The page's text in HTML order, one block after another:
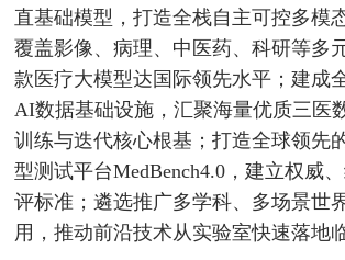
直基础模型，打造全栈自主可控多模
覆盖影像、病理、中医药、科研等多
款医疗大模型达国际领先水平；建成
AI数据基础设施，汇聚海量优质三医
训练与迭代核心根基；打造全球领先
型测试平台MedBench4.0，建立权威
评标准；遴选推广多学科、多场景世
用，推动前沿技术从实验室快速落地